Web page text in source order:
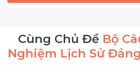
Cùng Chủ Đề Bộ
Nghiệm Lịch Sử